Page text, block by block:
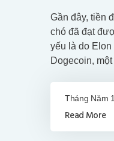
Gần đây, tiền
chó đã đạt
yếu là do Elon
Dogecoin,
Read More
Tháng Năm